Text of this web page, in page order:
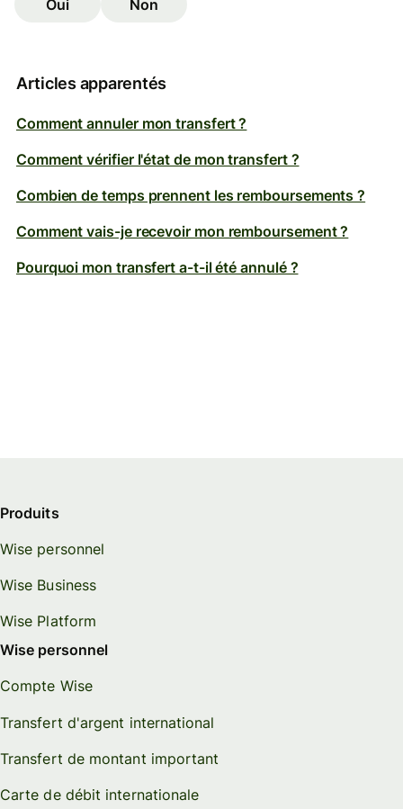
Oui Non
Articles apparentés
Comment annuler mon transfert ?
Comment vérifier l'état de mon transfert ?
Combien de temps prennent les remboursements ?
Comment vais-je recevoir mon remboursement ?
Pourquoi mon transfert a-t-il été annulé ?
Produits
Wise personnel
Wise Business
Wise Platform
Wise personnel
Compte Wise
Transfert d'argent international
Transfert de montant important
Carte de débit internationale